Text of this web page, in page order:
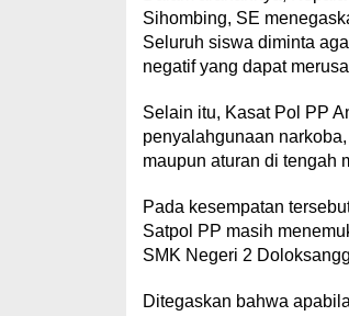
Sihombing, SE
Seluruh siswa diminta
negatif yang dapat
Selain itu, Kasat Pol PP
penyalahgunaan
maupun aturan di tengah
Pada kesempatan
Satpol PP masih
SMK Negeri 2
Ditegaskan bahwa